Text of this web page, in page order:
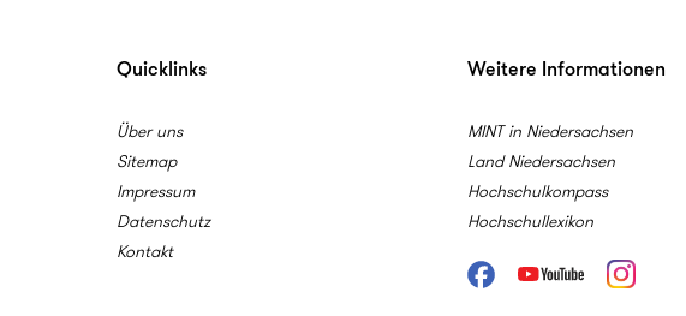
Quicklinks
Über uns
Sitemap
Impressum
Datenschutz
Kontakt
Weitere Informationen
MINT in Niedersachsen
Land Niedersachsen
Hochschulkompass
Hochschullexikon
FacebookYoutube Instagram